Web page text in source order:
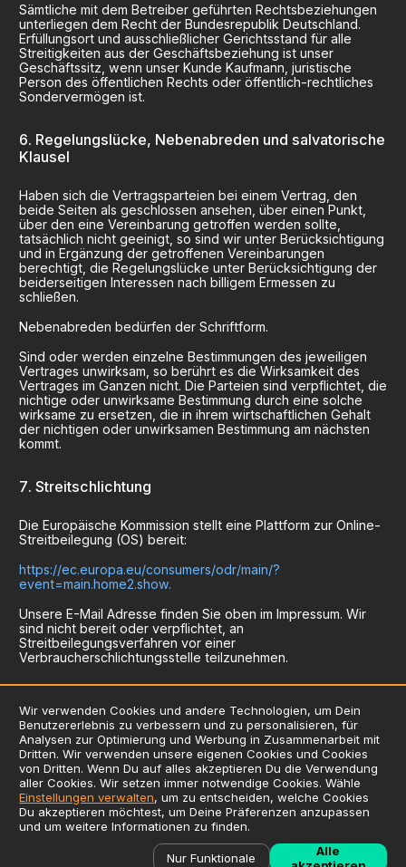
Sämtliche mit dem Betreiber geführten Rechtsbeziehungen
unterliegen dem Recht der Bundesrepublik Deutschland.
Erfüllungsort und ausschließlicher Gerichtsstand für alle
Streitigkeiten aus der Geschäftsbeziehung ist unser
Geschäftssitz, wenn unser Kunde Kaufmann, juristische
Person des öffentlichen Rechts oder öffentlich-rechtliches
Sondervermögen ist.
Regelungslücke, Nebenabreden und salvatorische
Klausel
Haben sich die Vertragsparteien bei einem Vertrag, den
beide Seiten als geschlossen ansehen, über einen Punkt,
über den eine Vereinbarung getroffen werden sollte,
tatsächlich nicht geeinigt, so sind wir unter Berücksichtigung
und in Ergänzung der getroffenen Vereinbarungen
berechtigt, die Regelungslücke unter Berücksichtigung der
beiderseitigen Interessen nach billigem Ermessen zu
schließen.
Nebenabreden bedürfen der Schriftform.
Sind oder werden einzelne Bestimmungen des jeweiligen
Vertrages unwirksam, so berührt es die Wirksamkeit des
Vertrages im Ganzen nicht. Die Parteien sind verpflichtet, die
nichtige oder unwirksame Bestimmung durch eine solche
wirksame zu ersetzen, die in ihrem wirtschaftlichen Gehalt
der nichtigen oder unwirksamen Bestimmung am nächsten
kommt.
Streitschlichtung
Die Europäische Kommission stellt eine Plattform zur Online-
Streitbeilegung (OS) bereit:
https://ec.europa.eu/consumers/odr/main/?
event=main.home2.show.
Unsere E-Mail Adresse finden Sie oben im Impressum. Wir
sind nicht bereit oder verpflichtet, an
Streitbeilegungsverfahren vor einer
Verbraucherschlichtungsstelle teilzunehmen.
AGB
Datenschutzerklärung
Impressum
Verwendung von Cookies
Zusatzstoffliste / Allergene
© 2026 Liefersoft.de
Wir verwenden Cookies und andere Technologien, um Dein
Benutzererlebnis zu verbessern und zu personalisieren, für
Analysen zur Optimierung und Werbung in Zusammenarbeit mit
Dritten. Wir verwenden unsere eigenen Cookies und Cookies
von Dritten. Wenn Du auf alles akzeptieren Du die Verwendung
aller Cookies. Wir setzen immer notwendige Cookies. Wähle
Einstellungen verwalten, um zu entscheiden, welche Cookies
Du akzeptieren möchtest, um Deine Präferenzen anzupassen
und um weitere Informationen zu finden.
Nur Funktionale
Alle